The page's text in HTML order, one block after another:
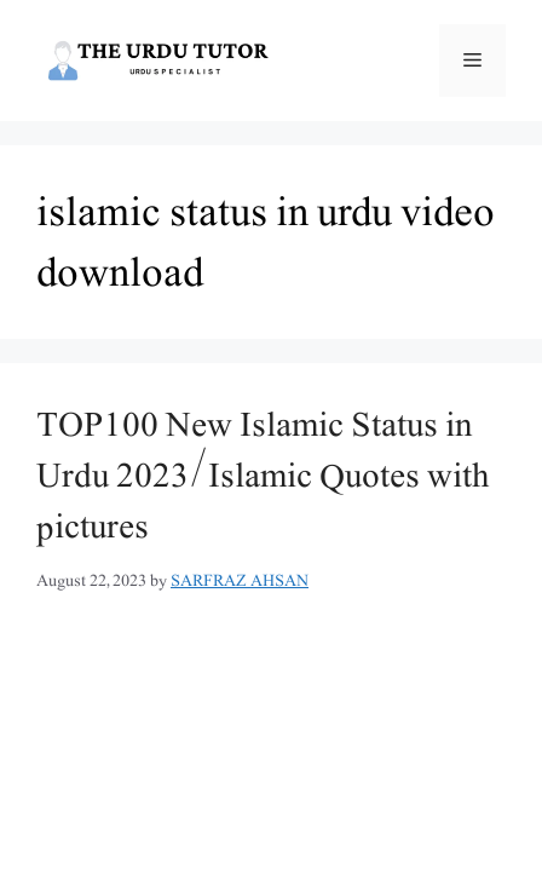
Menu
islamic status in urdu video
download
TOP100 New Islamic Status in
Urdu 2023/Islamic Quotes with
pictures
August 22, 2023bySARFRAZ AHSAN